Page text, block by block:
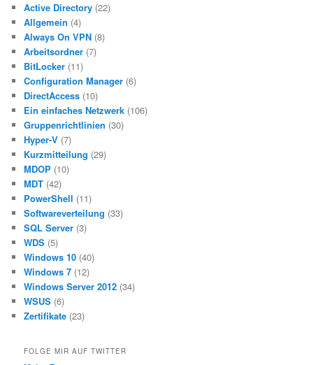
Active Directory (22)
Allgemein (4)
Always On VPN (8)
Arbeitsordner (7)
BitLocker (11)
Configuration Manager (6)
DirectAccess (10)
Ein einfaches Netzwerk (106)
Gruppenrichtlinien (30)
Hyper-V (7)
Kurzmitteilung (29)
MDOP (10)
MDT (42)
PowerShell (11)
Softwareverteilung (33)
SQL Server (3)
WDS (5)
Windows 10 (40)
Windows 7 (12)
Windows Server 2012 (34)
WSUS (6)
Zertifikate (23)
FOLGE MIR AUF TWITTER